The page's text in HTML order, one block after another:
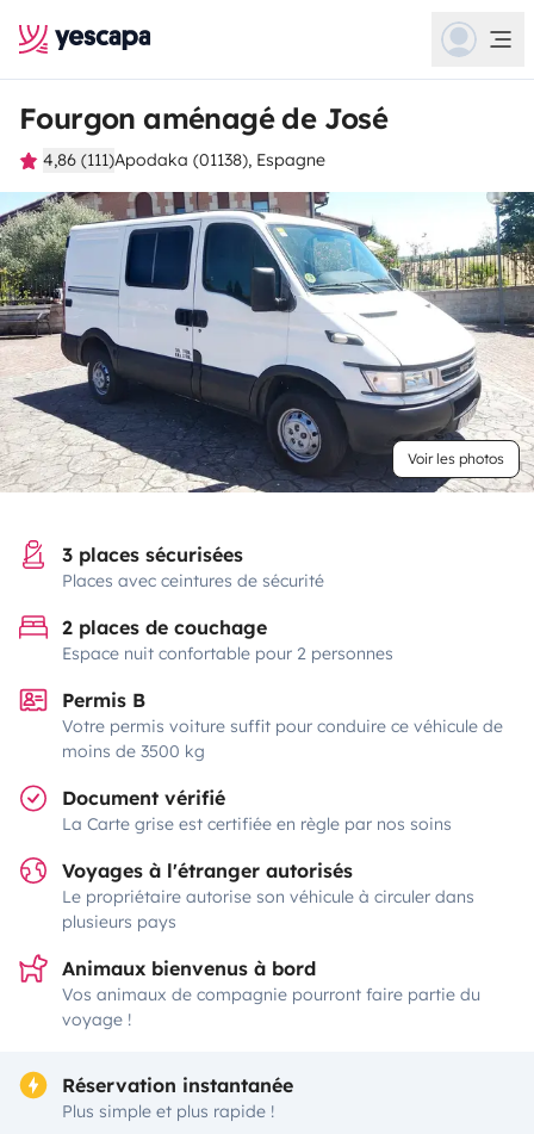
Fourgon aménagé de José
4,86 (111)Apodaka (01138), Espagne
Voir les photos
3 places sécurisées
Places avec ceintures de sécurité
2 places de couchage
Espace nuit confortable pour 2 personnes
Permis B
Votre permis voiture suffit pour conduire ce véhicule de
moins de 3500 kg
Document vérifié
La Carte grise est certifiée en règle par nos soins
Voyages à l'étranger autorisés
Le propriétaire autorise son véhicule à circuler dans
plusieurs pays
Animaux bienvenus à bord
Vos animaux de compagnie pourront faire partie du
voyage !
Réservation instantanée
Plus simple et plus rapide !